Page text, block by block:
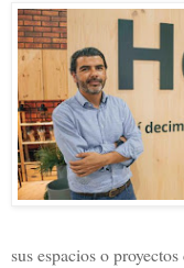
sus espacios o